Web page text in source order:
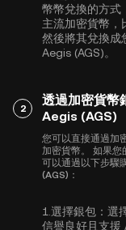
幣幣兌換的方式
主流加密貨幣，
然後將其兌換成
Aegis (AGS)。
2
透過加密貨幣
Aegis (AGS)
您可以直接通過加
加密貨幣。 如果您
可以通過以下步驟
(AGS)：
1. 選擇銀包： 選
信譽良好且支援